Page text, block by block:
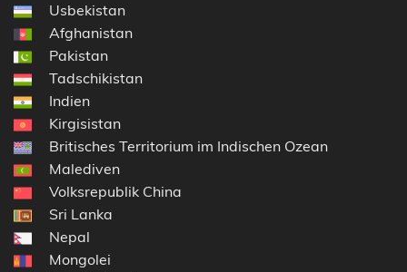
Usbekistan
Afghanistan
Pakistan
Tadschikistan
Indien
Kirgisistan
Britisches Territorium im Indischen Ozean
Malediven
Volksrepublik China
Sri Lanka
Nepal
Mongolei